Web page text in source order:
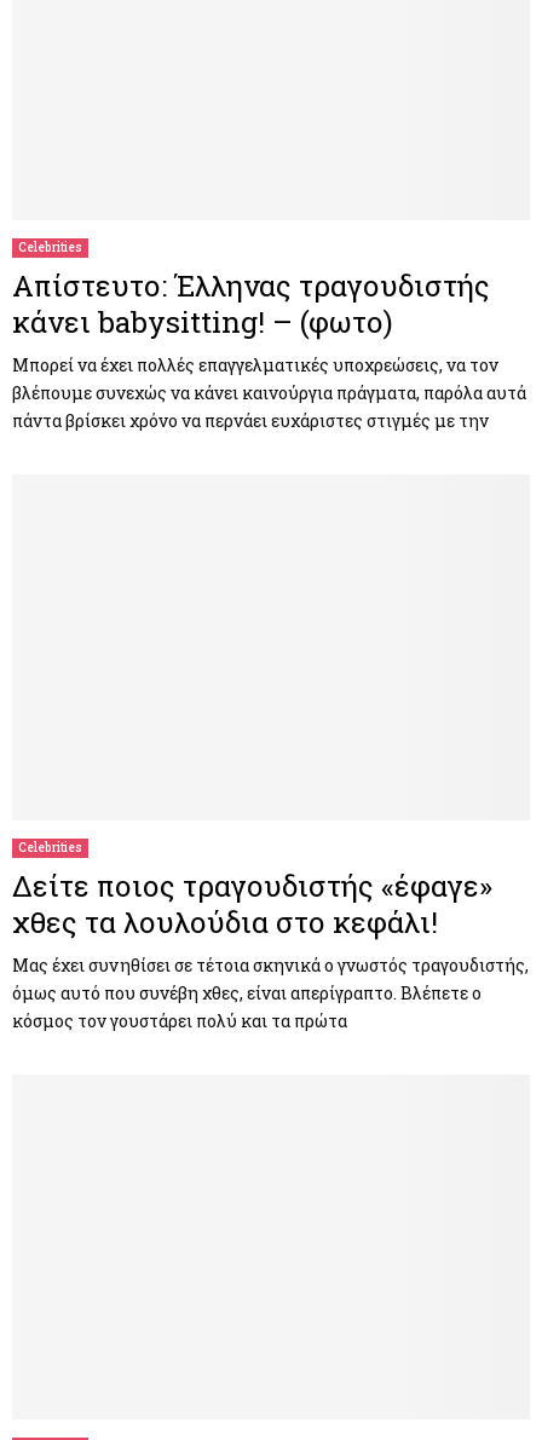
Celebrities
Απίστευτο: Έλληνας τραγουδιστής
κάνει babysitting! – (φωτο)
Μπορεί να έχει πολλές επαγγελματικές υποχρεώσεις, να τον
βλέπουμε συνεχώς να κάνει καινούργια πράγματα, παρόλα αυτά
πάντα βρίσκει χρόνο να περνάει ευχάριστες στιγμές με την
Celebrities
Δείτε ποιος τραγουδιστής «έφαγε»
χθες τα λουλούδια στο κεφάλι!
Μας έχει συνηθίσει σε τέτοια σκηνικά ο γνωστός τραγουδιστής,
όμως αυτό που συνέβη χθες, είναι απερίγραπτο. Βλέπετε ο
κόσμος τον γουστάρει πολύ και τα πρώτα